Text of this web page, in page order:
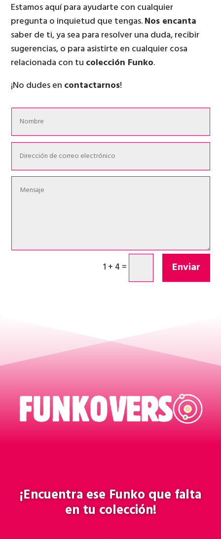
Estamos aquí para ayudarte con cualquier
pregunta o inquietud que tengas.Nos encanta
saber de ti, ya sea para resolver una duda, recibir
sugerencias, o para asistirte en cualquier cosa
relacionada con tu colección Funko.
¡No dudes en contactarnos!
1 + 4 = Enviar
¡Encuentra eseFunkoque falta
en tu colección!